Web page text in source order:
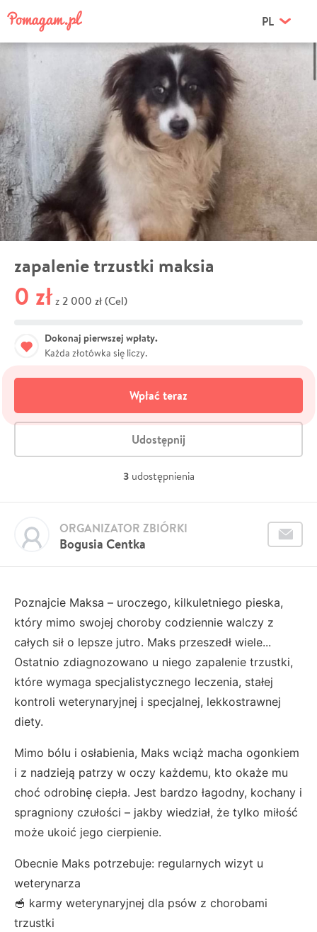
PL
zapalenie trzustki maksia
0 zł z 2 000 zł (Cel)
Dokonaj pierwszej wpłaty.
Każda złotówka się liczy.
Wpłać teraz
Udostępnij
3 udostępnienia
Bogusia Centka
ORGANIZATOR ZBIÓRKI
Poznajcie Maksa – uroczego, kilkuletniego pieska,
który mimo swojej choroby codziennie walczy z
całych sił o lepsze jutro. Maks przeszedł wiele...
Ostatnio zdiagnozowano u niego zapalenie trzustki,
które wymaga specjalistycznego leczenia, stałej
kontroli weterynaryjnej i specjalnej, lekkostrawnej
diety.
Mimo bólu i osłabienia, Maks wciąż macha ogonkiem
i z nadzieją patrzy w oczy każdemu, kto okaże mu
choć odrobinę ciepła. Jest bardzo łagodny, kochany i
spragniony czułości – jakby wiedział, że tylko miłość
może ukoić jego cierpienie.
Obecnie Maks potrzebuje: regularnych wizyt u
weterynarza
🥣 karmy weterynaryjnej dla psów z chorobami
trzustki